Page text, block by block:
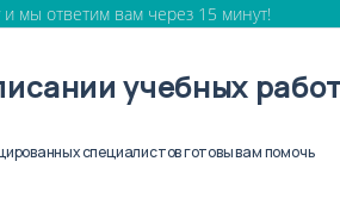
и мы ответим вам через 15 минут!
учебных
специалистов готовы вам помочь